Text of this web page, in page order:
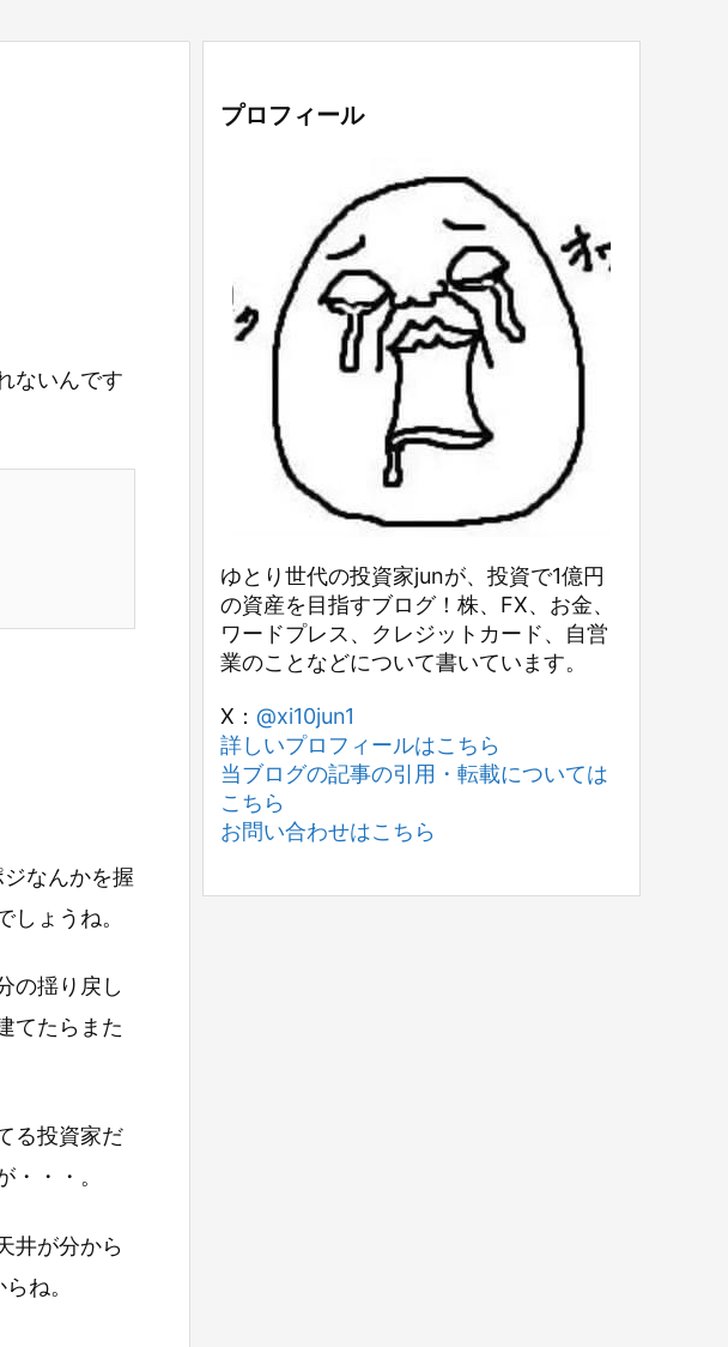
ないんです
なんかを握
ょうね。
の揺り戻し
てたらまた
る投資家だ
・・。
井が分から
ね。
プロフィール
ゆとり世代の投資家junが、投資で1億円
の資産を目指すブログ！株、FX、お金、
ワードプレス、クレジットカード、自営
業のことなどについて書いています。
X： @xi10jun1
詳しいプロフィールはこちら
当ブログの記事の引用・転載については
こちら
お問い合わせはこちら